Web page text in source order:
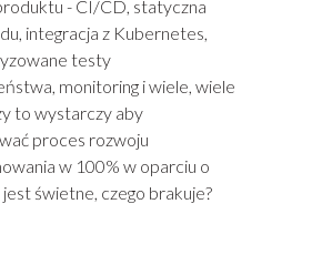
- CI/CD, statyczna
integracja z Kubernetes,
testy
monitoring i wiele, wiele
to wystarczy aby
proces rozwoju
w 100% w oparciu o
jest świetne, czego brakuje?